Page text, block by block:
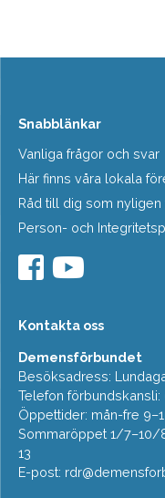
Snabblänkar
Vanliga frågor och svar
Här finns våra lokala
Råd till dig som
Person- och
Kontakta oss
Demensförbundet
Besöksadress:
Telefon
Öppettider: mån-fre
Sommaröppet 1/7–10/
13
E-post: